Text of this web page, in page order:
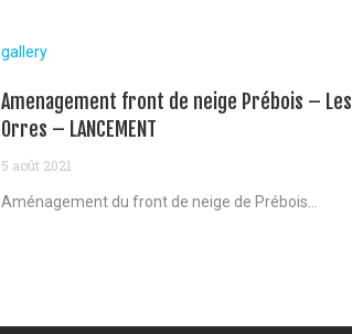
gallery
Amenagement front de neige Prébois – Les
Orres – LANCEMENT
5 août 2021
Aménagement du front de neige de Prébois...